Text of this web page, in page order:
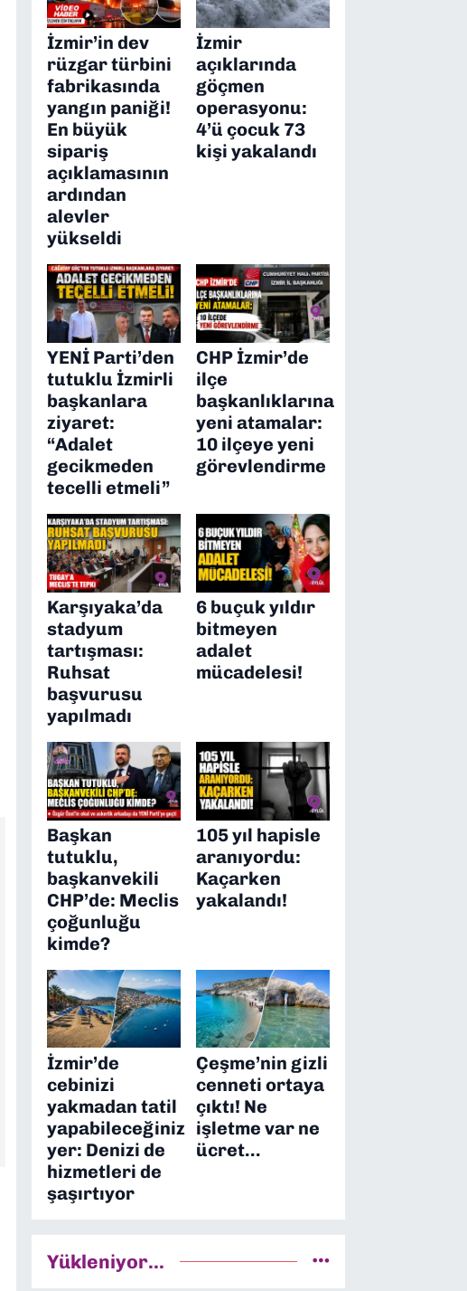
İzmir’in dev
rüzgar türbini
fabrikasında
yangın paniği!
En büyük
sipariş
açıklamasının
ardından
alevler
yükseldi
İzmir
açıklarında
göçmen
operasyonu:
4’ü çocuk 73
kişi yakalandı
YENİ Parti’den
tutuklu İzmirli
başkanlara
ziyaret:
“Adalet
gecikmeden
tecelli etmeli”
CHP İzmir’de
ilçe
başkanlıklarına
yeni atamalar:
10 ilçeye yeni
görevlendirme
Karşıyaka’da
stadyum
tartışması:
Ruhsat
başvurusu
yapılmadı
6 buçuk yıldır
bitmeyen
adalet
mücadelesi!
Başkan
tutuklu,
başkanvekili
CHP’de: Meclis
çoğunluğu
kimde?
105 yıl hapisle
aranıyordu:
Kaçarken
yakalandı!
İzmir’de
cebinizi
yakmadan tatil
yapabileceğiniz
yer: Denizi de
hizmetleri de
şaşırtıyor
Çeşme’nin gizli
cenneti ortaya
çıktı! Ne
işletme var ne
ücret…
Yükleniyor...